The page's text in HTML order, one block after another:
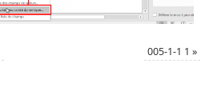
005-1-1 1 »